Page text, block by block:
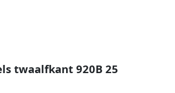
twaalfkant 920B 25